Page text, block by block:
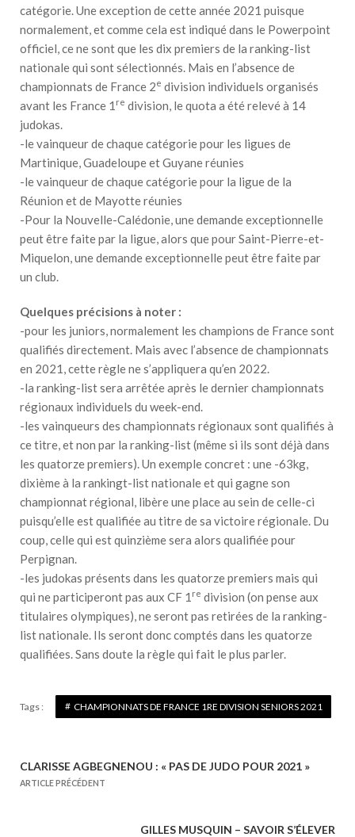
catégorie. Une exception de cette année 2021 puisque
normalement, et comme cela est indiqué dans le Powerpoint
officiel, ce ne sont que les dix premiers de la ranking-list
nationale qui sont sélectionnés. Mais en l’absence de
championnats de France 2e division individuels organisés
avant les France 1 re division, le quota a été relevé à 14
judokas.
-le vainqueur de chaque catégorie pour les ligues de
Martinique, Guadeloupe et Guyane réunies
-le vainqueur de chaque catégorie pour la ligue de la
Réunion et de Mayotte réunies
-Pour la Nouvelle-Calédonie, une demande exceptionnelle
peut être faite par la ligue, alors que pour Saint-Pierre-et-
Miquelon, une demande exceptionnelle peut être faite par
un club.
Quelques précisions à noter :
-pour les juniors, normalement les champions de France sont
qualifiés directement. Mais avec l’absence de championnats
en 2021, cette règle ne s’appliquera qu’en 2022.
-la ranking-list sera arrêtée après le dernier championnats
régionaux individuels du week-end.
-les vainqueurs des championnats régionaux sont qualifiés à
ce titre, et non par la ranking-list (même si ils sont déjà dans
les quatorze premiers). Un exemple concret : une -63kg,
dixième à la rankingt-list nationale et qui gagne son
championnat régional, libère une place au sein de celle-ci
puisqu’elle est qualifiée au titre de sa victoire régionale. Du
coup, celle qui est quinzième sera alors qualifiée pour
Perpignan.
-les judokas présents dans les quatorze premiers mais qui
qui ne participeront pas aux CF 1 re division (on pense aux
titulaires olympiques), ne seront pas retirées de la ranking-
list nationale. Ils seront donc comptés dans les quatorze
qualifiées. Sans doute la règle qui fait le plus parler.
Tags : CHAMPIONNATS DE FRANCE 1RE DIVISION SENIORS 2021
N
CLARISSE AGBEGNENOU : « PAS DE JUDO POUR 2021 »
ARTICLE PRÉCÉDENT
GILLES MUSQUIN – SAVOIR S’ÉLEVER